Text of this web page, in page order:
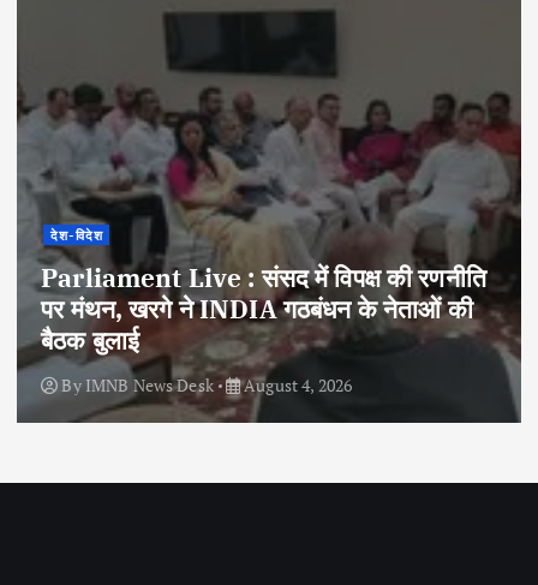
देश-विदेश
Parliament Live : संसद में विपक्ष की रणनीति
पर मंथन, खरगे ने INDIA गठबंधन के नेताओं की
बैठक बुलाई
ByIMNB News Desk August 4, 2026